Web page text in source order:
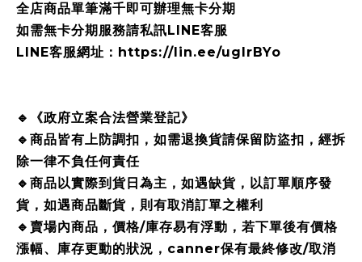
全店商品單筆滿千即可辦理無卡分期
如需無卡分期服務請私訊LINE客服
LINE客服網址：https://lin.ee/ugIrBYo
🔹《政府立案合法營業登記》
🔹商品皆有上防調扣，如需退換貨請保留防盜扣，經拆
除一律不負任何責任
🔹商品以實際到貨日為主，如遇缺貨，以訂單順序發
貨，如遇商品斷貨，則有取消訂單之權利
🔹賣場內商品，價格/庫存易有浮動，若下單後有價格
漲幅、庫存更動的狀況，canner保有最終修改/取消